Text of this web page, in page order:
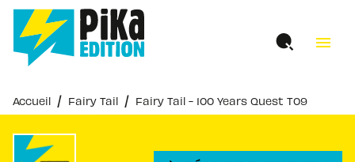
MENU RECHERCHE
PIED DE PAGE
menu
Accueil / Fairy Tail / Fairy Tail - 100 Years Quest T09